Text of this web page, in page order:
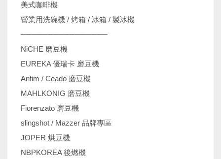
美式咖啡機
營業用洗碗機 / 烤箱 / 冰箱 / 製冰機
────────────────
NiCHE 磨豆機
EUREKA 優瑞卡 磨豆機
Anfim / Ceado 磨豆機
MAHLKONIG 磨豆機
Fiorenzato 磨豆機
slingshot / Mazzer 品牌專區
JOPER 烘豆機
NBPKOREA 後燃機